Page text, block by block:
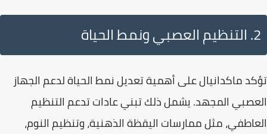
2. التنظيم العصبي ونمط الحياة
تؤكد ماكدانيال على أهمية تعديل نمط الحياة لدعم الجهاز
العصبي المجهد. يشمل ذلك تبني عادات تدعمالتنظيم
العاطفي، مثل ممارسات اليقظة الذهنية، وتنظيم النوم،